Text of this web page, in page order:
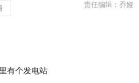
责任编辑：乔娅
有个发电站